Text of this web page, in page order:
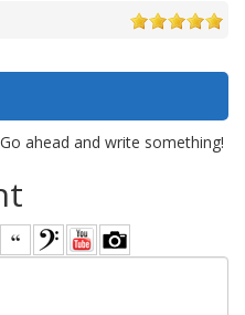
ahead and write something!